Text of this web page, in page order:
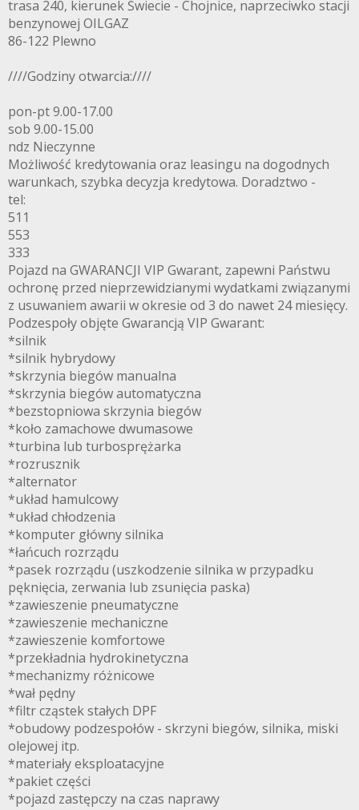
trasa 240, kierunek Świecie - Chojnice, naprzeciwko stacji
benzynowej OILGAZ
86-122 Plewno
////Godziny otwarcia:////
pon-pt 9.00-17.00
sob 9.00-15.00
ndz Nieczynne
Możliwość kredytowania oraz leasingu na dogodnych
warunkach, szybka decyzja kredytowa. Doradztwo -
tel:
511
553
333
Pojazd na GWARANCJI VIP Gwarant, zapewni Państwu
ochronę przed nieprzewidzianymi wydatkami związanymi
z usuwaniem awarii w okresie od 3 do nawet 24 miesięcy.
Podzespoły objęte Gwarancją VIP Gwarant:
*silnik
*silnik hybrydowy
*skrzynia biegów manualna
*skrzynia biegów automatyczna
*bezstopniowa skrzynia biegów
*koło zamachowe dwumasowe
*turbina lub turbosprężarka
*rozrusznik
*alternator
*układ hamulcowy
*układ chłodzenia
*komputer główny silnika
*łańcuch rozrządu
*pasek rozrządu (uszkodzenie silnika w przypadku
pęknięcia, zerwania lub zsunięcia paska)
*zawieszenie pneumatyczne
*zawieszenie mechaniczne
*zawieszenie komfortowe
*przekładnia hydrokinetyczna
*mechanizmy różnicowe
*wał pędny
*filtr cząstek stałych DPF
*obudowy podzespołów - skrzyni biegów, silnika, miski
olejowej itp.
*materiały eksploatacyjne
*pakiet części
*pojazd zastępczy na czas naprawy